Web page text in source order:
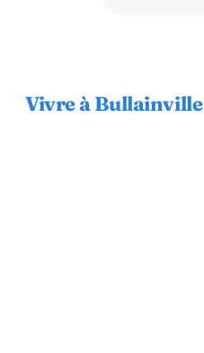
Vivre à Bullainville